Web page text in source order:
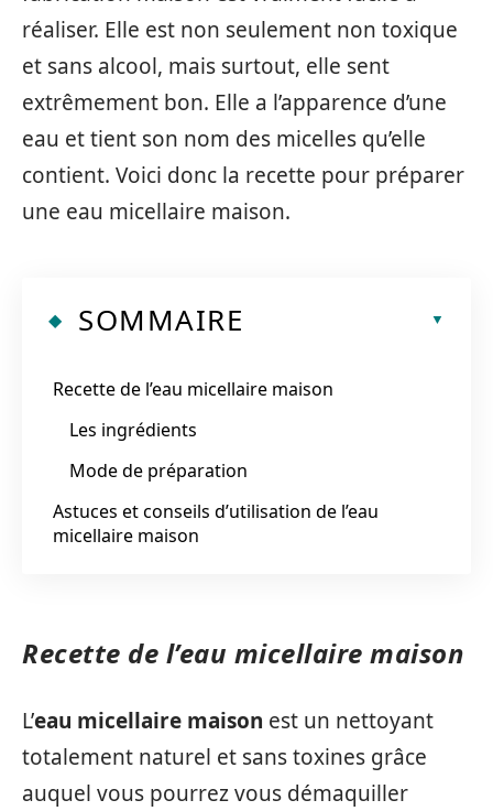
réaliser. Elle est non seulement non toxique
et sans alcool, mais surtout, elle sent
extrêmement bon. Elle a l’apparence d’une
eau et tient son nom des micelles qu’elle
contient. Voici donc la recette pour préparer
une eau micellaire maison.
SOMMAIRE
Recette de l’eau micellaire maison
Les ingrédients
Mode de préparation
Astuces et conseils d’utilisation de l’eau
micellaire maison
Recette de l’eau micellaire maison
L’eau micellaire maison est un nettoyant
totalement naturel et sans toxines grâce
auquel vous pourrez vous démaquiller